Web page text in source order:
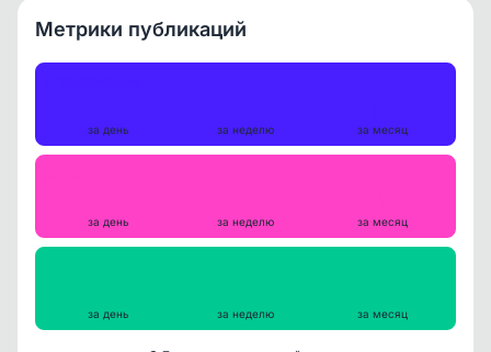
Метрики публикаций
за день за неделю за месяц
за день за неделю за месяц
за день за неделю за месяц